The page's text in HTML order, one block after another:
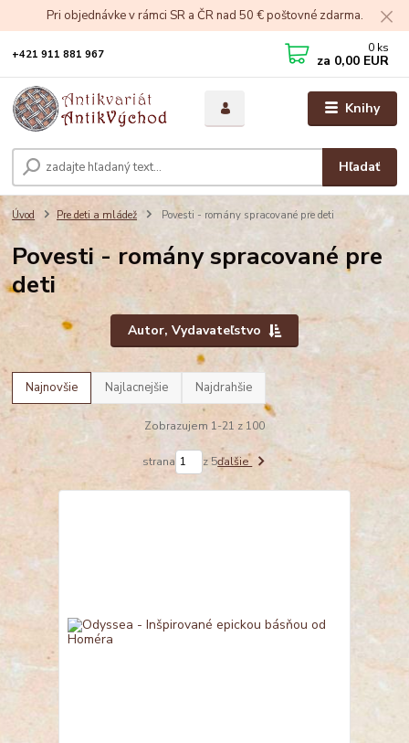
Pri objednávke v rámci SR a ČR nad 50 € poštovné zdarma.
Knihy
Hľadať
+421 911 881 967 0 ks
za 0,00 EUR
Úvod Pre deti a mládež Povesti - romány spracované pre deti
Povesti - romány spracované pre
deti
Autor, Vydavateľstvo
Najnovšie Najlacnejšie Najdrahšie
Zobrazujem 1-21 z 100
strana z 5ďalšie